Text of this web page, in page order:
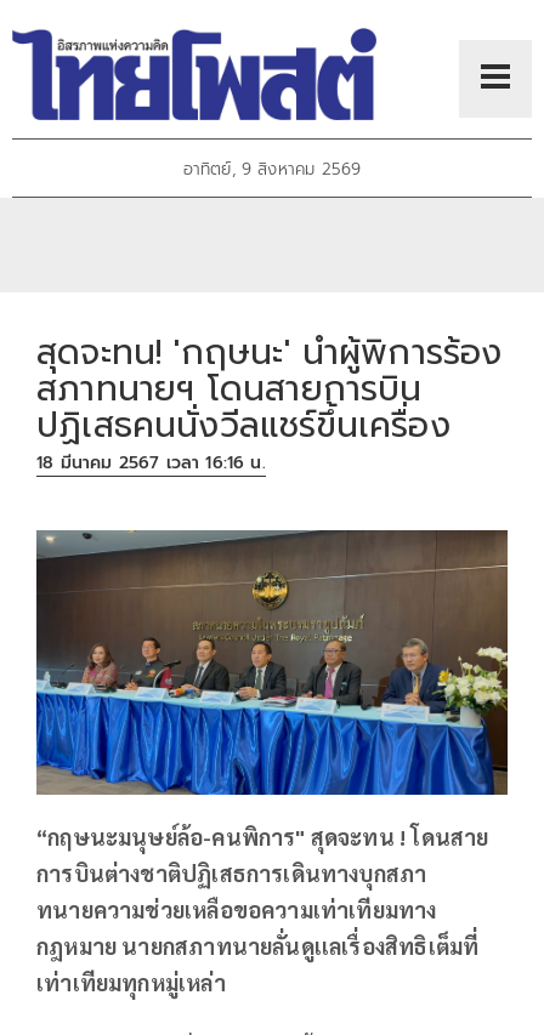
อาทิตย์, 9 สิงหาคม 2569
สุดจะทน! 'กฤษนะ' นำผู้พิการร้อง
สภาทนายฯ โดนสายการบิน
ปฏิเสธคนนั่งวีลแชร์ขึ้นเครื่อง
18 มีนาคม 2567 เวลา 16:16 น.
“กฤษนะมนุษย์ล้อ-คนพิการ" สุดจะทน ! โดนสาย
การบินต่างชาติปฏิเสธการเดินทางบุกสภา
ทนายความช่วยเหลือขอความเท่าเทียมทาง
กฎหมาย นายกสภาทนายลั่นดูเเลเรื่องสิทธิเต็มที่
เท่าเทียมทุกหมู่เหล่า